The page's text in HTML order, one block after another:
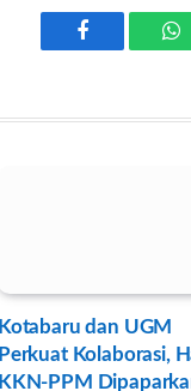
Facebook
Kotabaru dan UGM
Perkuat Kolaborasi,
KKN-PPM